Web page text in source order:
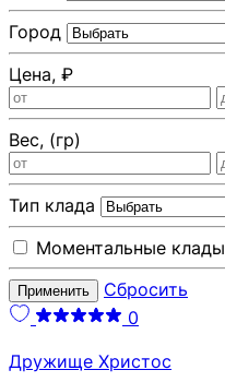
Город
Цена, ₽
Вес, (гр)
Тип клада
Моментальные клады
Применить
Сбросить
0
Дружище Христос